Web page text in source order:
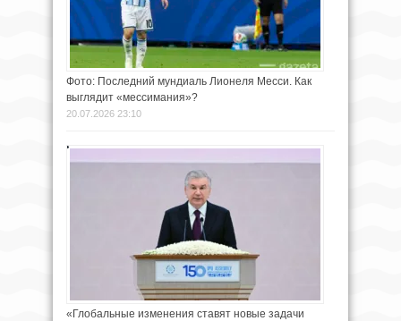
Фото: Последний мундиаль Лионеля Месси. Как
выглядит «мессимания»?
20.07.2026 23:10
«Глобальные изменения ставят новые задачи